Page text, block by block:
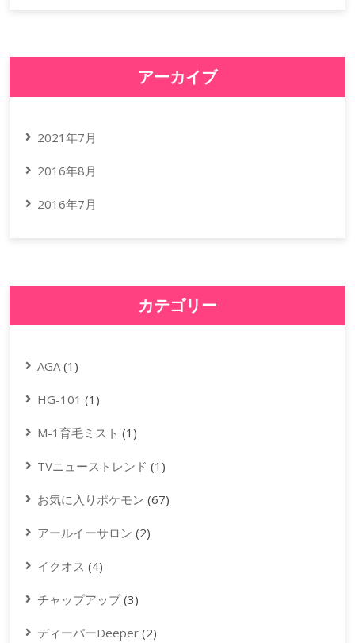
アーカイブ
2021年7月
2016年8月
2016年7月
カテゴリー
AGA(1)
HG-101 (1)
M-1育毛ミスト (1)
TVニューストレンド (1)
お気に入りポケモン (67)
アールイーサロン (2)
イクオス (4)
チャップアップ(3)
ディーパーDeeper (2)